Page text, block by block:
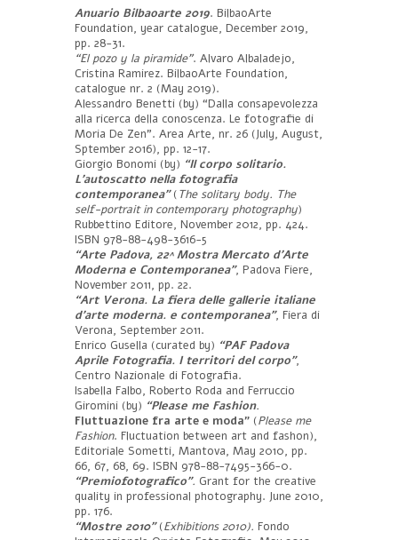
Anuario Bilbaoarte 2019. BilbaoArte
Foundation, year catalogue, December 2019,
pp. 28-31.
“El pozo y la piramide”. Alvaro Albaladejo,
Cristina Ramirez. BilbaoArte Foundation,
catalogue nr. 2 (May 2019).
Alessandro Benetti (by) “Dalla consapevolezza
alla ricerca della conoscenza. Le fotografie di
Moria De Zen”. Area Arte, nr. 26 (July, August,
Sptember 2016), pp. 12-17.
Giorgio Bonomi (by) “Il corpo solitario.
L’autoscatto nella fotografia
contemporanea”(The solitary body. The
self-portrait in contemporary photography)
Rubbettino Editore, November 2012, pp. 424.
ISBN 978-88-498-3616-5
“Arte Padova, 22^ Mostra Mercato d’Arte
Moderna e Contemporanea”, Padova Fiere,
November 2011, pp. 22.
“Art Verona. La fiera delle gallerie italiane
d’arte moderna. e contemporanea”, Fiera di
Verona, September 2011.
Enrico Gusella (curated by) “PAF Padova
Aprile Fotografia. I territori del corpo”,
Centro Nazionale di Fotografia.
Isabella Falbo, Roberto Roda and Ferruccio
Giromini (by) “Please me Fashion.
Fluttuazione fra arte e moda” (Please me
Fashion. Fluctuation between art and fashon),
Editoriale Sometti, Mantova, May 2010, pp.
66, 67, 68, 69. ISBN 978-88-7495-366-0.
“Premiofotografico”. Grant for the creative
quality in professional photography. June 2010,
pp. 176.
“Mostre 2010”(Exhibitions 2010). Fondo